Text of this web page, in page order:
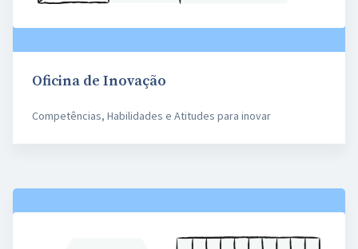
Oficina de Inovação
Competências, Habilidades e Atitudes para inovar